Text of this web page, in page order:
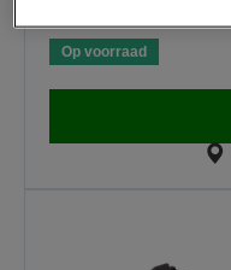
Op voorraad